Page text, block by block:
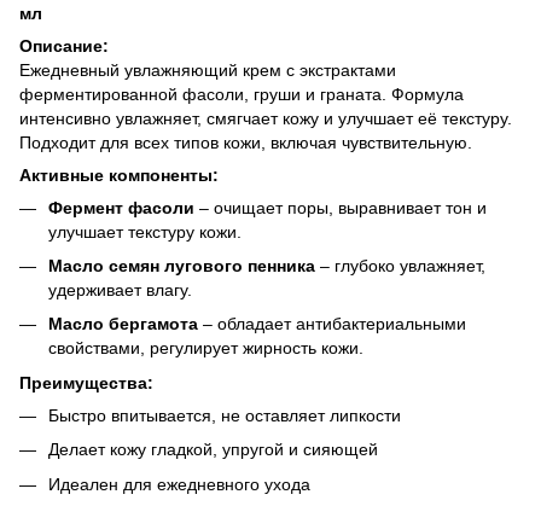
мл
Описание:
Ежедневный увлажняющий крем с экстрактами
ферментированной фасоли, груши и граната. Формула
интенсивно увлажняет, смягчает кожу и улучшает её текстуру.
Подходит для всех типов кожи, включая чувствительную.
Активные компоненты:
Фермент фасоли – очищает поры, выравнивает тон и
улучшает текстуру кожи.
Масло семян лугового пенника – глубоко увлажняет,
удерживает влагу.
Масло бергамота – обладает антибактериальными
свойствами, регулирует жирность кожи.
Преимущества:
Быстро впитывается, не оставляет липкости
Делает кожу гладкой, упругой и сияющей
Идеален для ежедневного ухода